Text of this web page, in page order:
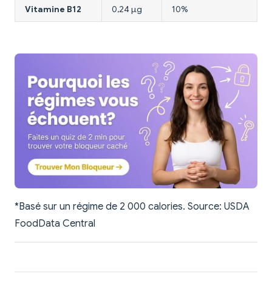
Vitamine B12 0,24 µg 10%
*Basé sur un régime de 2 000 calories. Source: USDA
FoodData Central